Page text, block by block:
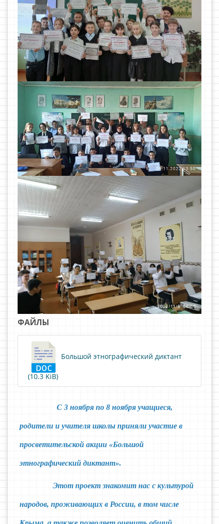
ФАЙЛЫ
Большой этнографический диктант
(10.3 KiB)
С 3 ноября по 8 ноября учащиеся,
родители и учителя школы приняли участие в
просветительской акции «Большой
этнографический диктант».
Этот проект знакомит нас с культурой
народов, проживающих в России, в том числе